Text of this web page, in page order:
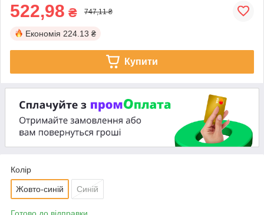
522,98 ₴ 747,11 ₴
Економія 224.13 ₴
Купити
Колір
Жовто-синій Синій